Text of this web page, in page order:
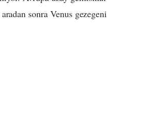
sonra Venus gezegeni